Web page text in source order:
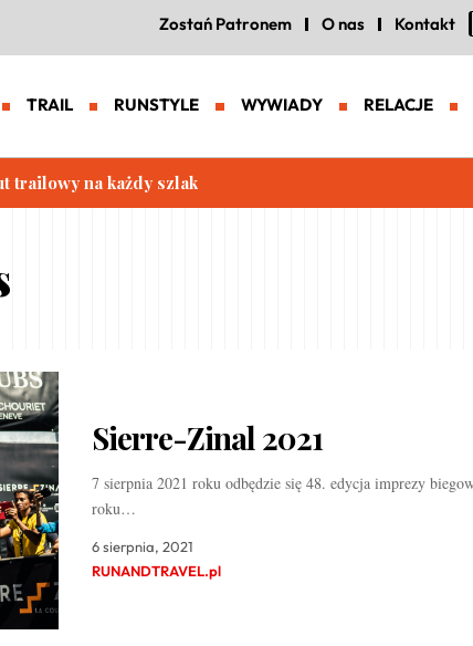
Zostań Patronem O nas Kontakt
TRAIL RUNSTYLE WYWIADY RELACJE
trailowy na każdy szlak
Sierre-Zinal 2021
7 sierpnia 2021 roku odbędzie się 48. edycja imprezy
roku…
6 sierpnia, 2021
RUNANDTRAVEL.pl